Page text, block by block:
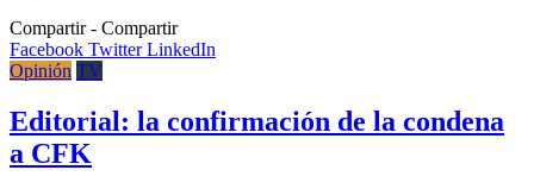
Compartir
Facebook TwitterLinkedIn
Opinión TV
Editorial: la confirmación de la condena
a CFK